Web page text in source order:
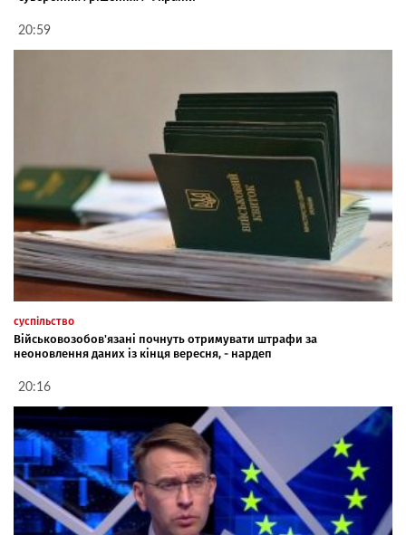
20:59
суспільство
Військовозобов'язані почнуть отримувати штрафи за
неоновлення даних із кінця вересня, - нардеп
20:16